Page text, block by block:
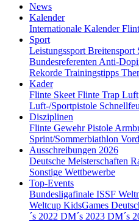
News
Kalender
Internationale Kalender
Sport
Leistungssport Breitensport
Bundesreferenten Anti-
Rekorde Trainingstipps
Kader
Flinte Skeet Flinte Trap
Luft-/Sportpistole
Disziplinen
Flinte GewehrPistole
Sprint/Sommerbiathlon
Ausschreibungen 2026
Deutsche Meisterschaften
Sonstige Wettbewerbe
Top-Events
Bundesligafinale ISSF
Weltcup KidsGames
´s 2022 DM´s 2023 DM´s